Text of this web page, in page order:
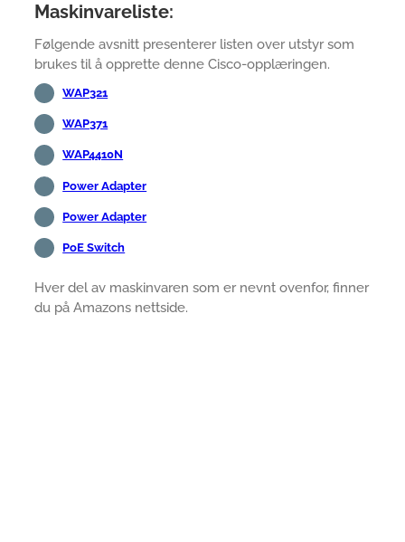
Maskinvareliste:
Følgende avsnitt presenterer listen over utstyr som
brukes til å opprette denne Cisco-opplæringen.
WAP321
WAP371
WAP4410N
Power Adapter
Power Adapter
PoE Switch
Hver del av maskinvaren som er nevnt ovenfor, finner
du på Amazons nettside.